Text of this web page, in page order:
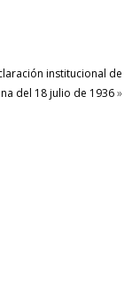
institucional de
del 18 julio de 1936»